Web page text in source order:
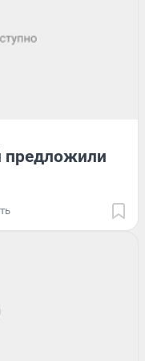
предложили